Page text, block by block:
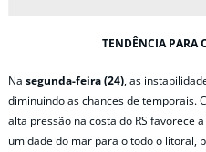
TENDÊNCIA PARA
Na segunda-feira (24), as
diminuindo as chances de temporais.
alta pressão na costa do RS favorece
umidade do mar para o todo o litoral,